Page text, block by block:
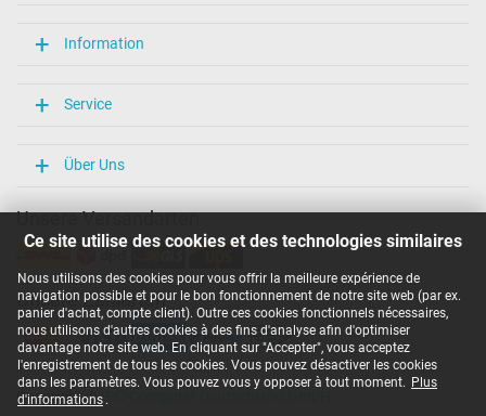
Ce site utilise des cookies et des technologies similaires
Nous utilisons des cookies pour vous offrir la meilleure expérience de
navigation possible et pour le bon fonctionnement de notre site web (par ex.
panier d'achat, compte client). Outre ces cookies fonctionnels nécessaires,
nous utilisons d'autres cookies à des fins d'analyse afin d'optimiser
davantage notre site web. En cliquant sur "Accepter", vous acceptez
l'enregistrement de tous les cookies. Vous pouvez désactiver les cookies
dans les paramètres. Vous pouvez vous y opposer à tout moment. Plus
d'informations .
Information
Service
Über Uns
Unsere Versandarten
Unsere Zahlarten
Copyright ©IPC-Computer Deutschland GmbH